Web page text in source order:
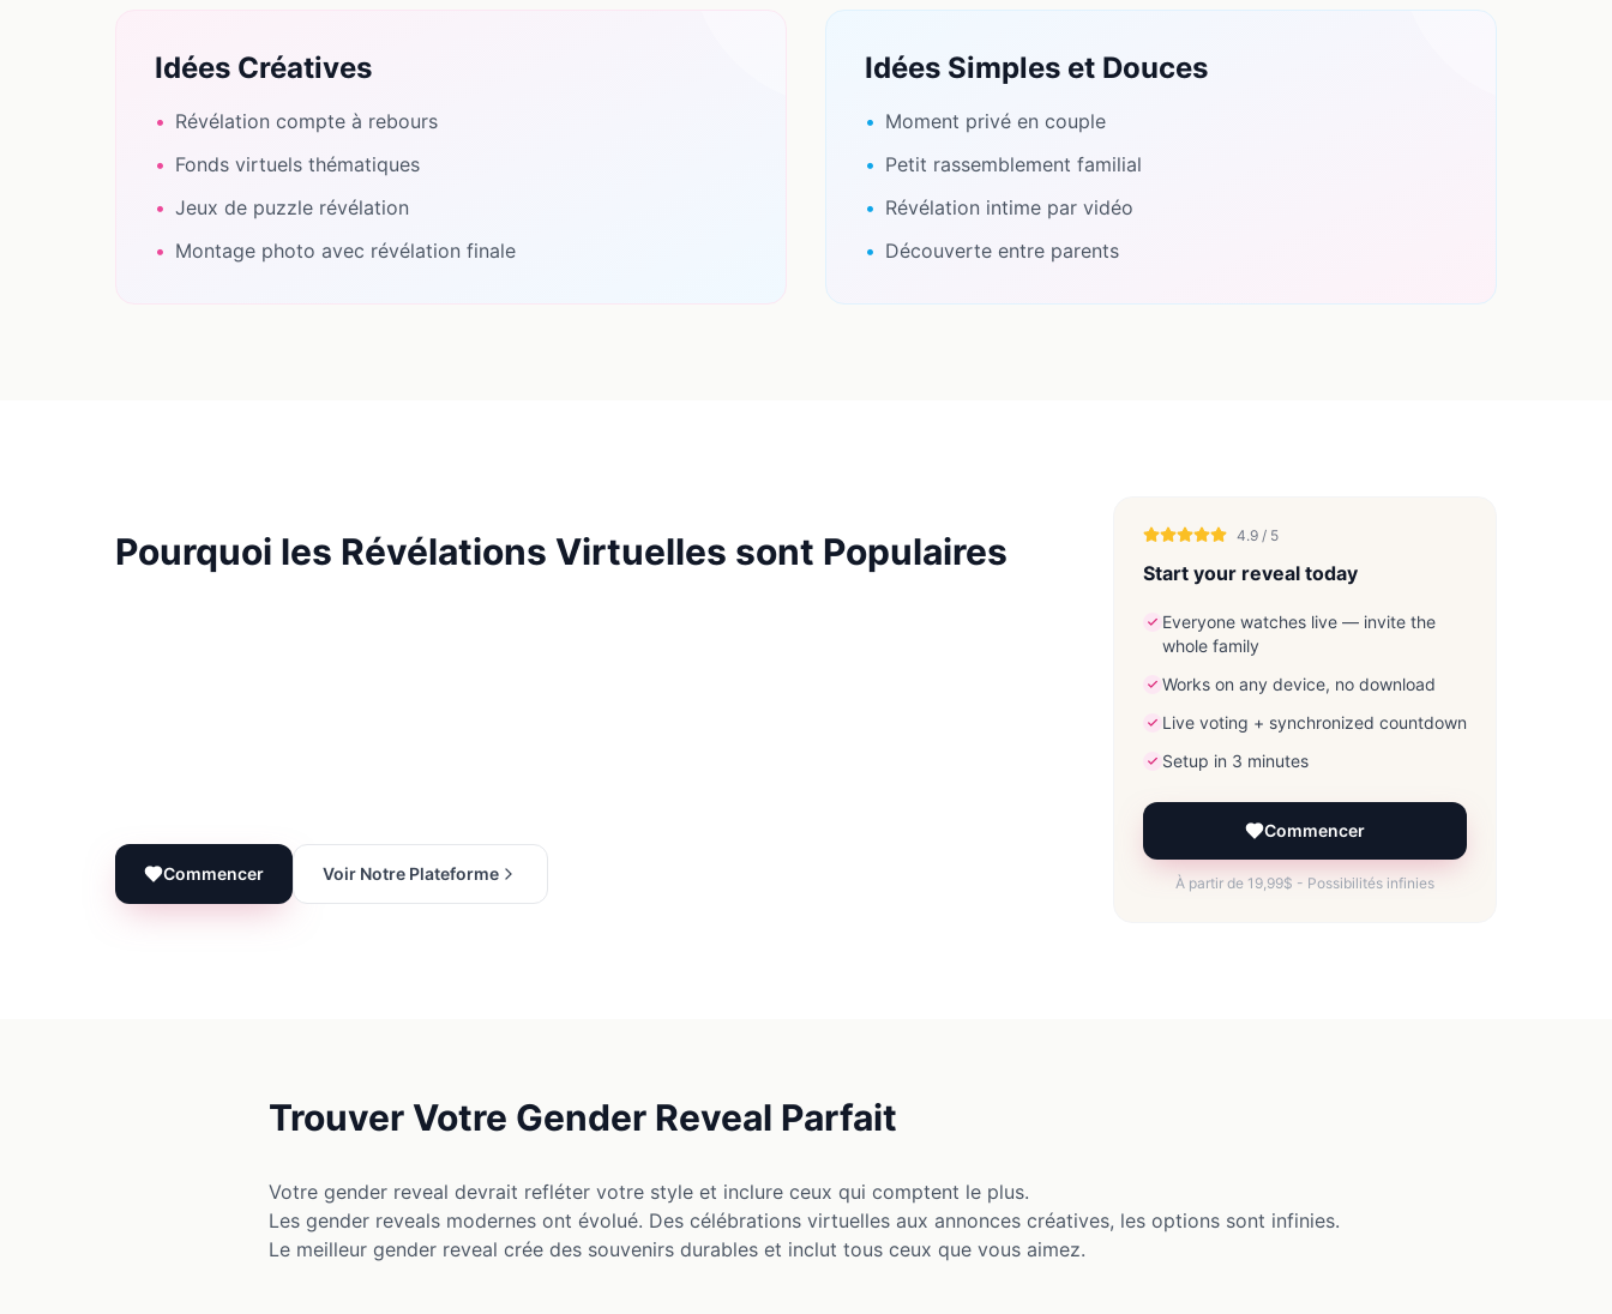
Idées Créatives
• Révélation compte à rebours
• Fonds virtuels thématiques
• Jeux de puzzle révélation
• Montage photo avec révélation finale
Idées Simples et Douces
• Moment privé en couple
• Petit rassemblement familial
• Révélation intime par vidéo
• Découverte entre parents
Pourquoi les Révélations Virtuelles sont Populaires
Commencer Voir Notre Plateforme
4.9 / 5
Start your reveal today
Everyone watches live — invite the
whole family
Works on any device, no download
Live voting + synchronized countdown
Setup in 3 minutes
Commencer
À partir de 19,99$ - Possibilités infinies
Trouver Votre Gender Reveal Parfait
Votre gender reveal devrait refléter votre style et inclure ceux qui comptent le plus.
Les gender reveals modernes ont évolué. Des célébrations virtuelles aux annonces créatives, les options sont infinies.
Le meilleur gender reveal crée des souvenirs durables et inclut tous ceux que vous aimez.